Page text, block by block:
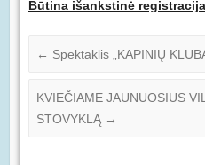
Būtina išankstinė
← Spektaklis „KAPINIŲ
KVIEČIAME JAUNUOSIUS
STOVYKLĄ →